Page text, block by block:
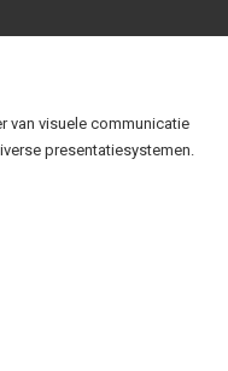
van visuele communicatie
presentatiesystemen.